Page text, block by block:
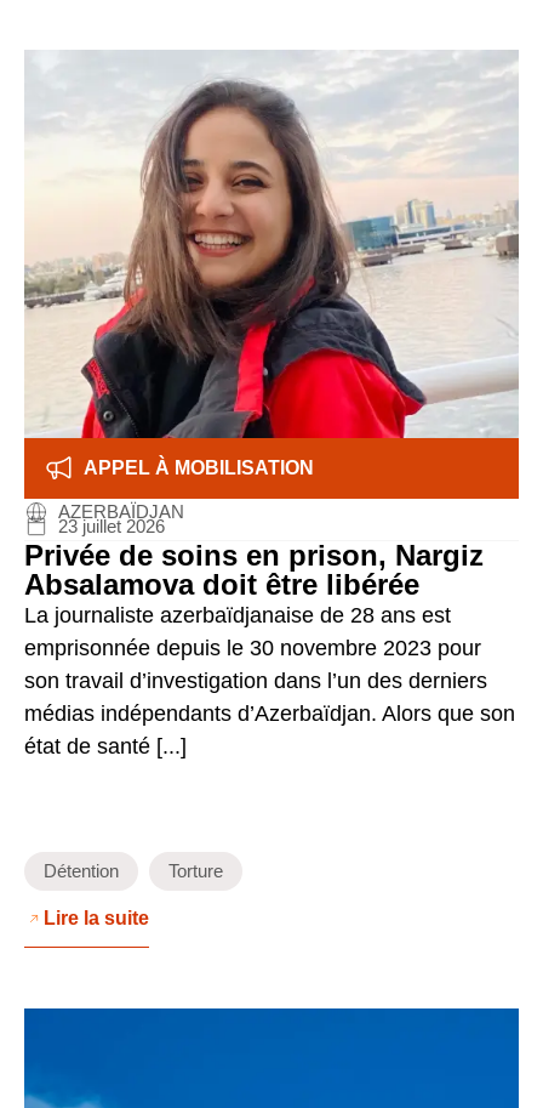
APPEL À MOBILISATION
AZERBAÏDJAN
23 juillet 2026
Privée de soins en prison, Nargiz
Absalamova doit être libérée
La journaliste azerbaïdjanaise de 28 ans est
emprisonnée depuis le 30 novembre 2023 pour
son travail d’investigation dans l’un des derniers
médias indépendants d’Azerbaïdjan. Alors que son
état de santé [...]
Détention Torture
Lire la suite